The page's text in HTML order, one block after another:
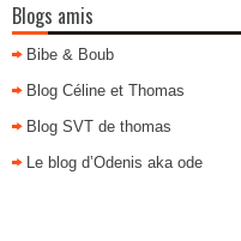
Blogs amis
Bibe & Boub
Blog Céline et Thomas
Blog SVT de thomas
Le blog d’Odenis aka ode